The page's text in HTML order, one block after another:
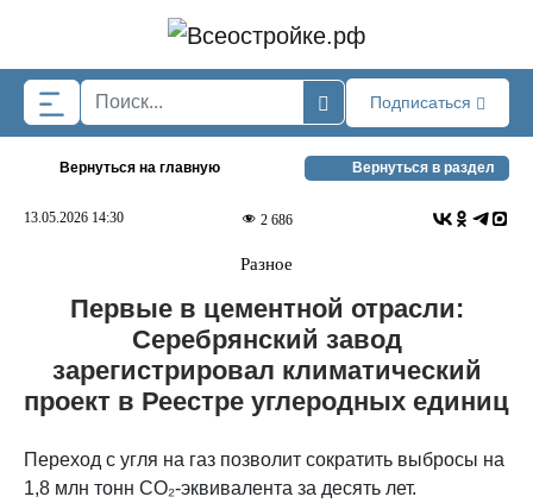
Подписаться
Вернуться на главную Вернуться в раздел
13.05.2026 14:30 2 686
Разное
Первые в цементной отрасли:
Серебрянский завод
зарегистрировал климатический
проект в Реестре углеродных единиц
Переход с угля на газ позволит сократить выбросы на
1,8 млн тонн CO₂-эквивалента за десять лет.